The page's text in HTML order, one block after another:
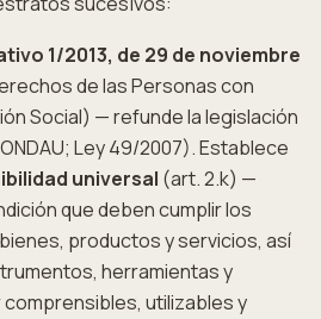
1/2013, de 29 de noviembre
de las Personas con
Social) — refunde la legislación
Ley 49/2007). Establece
universal (art. 2.k) —
que deben cumplir los
productos y servicios, así
herramientas y
utilizables y